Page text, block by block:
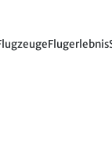
Flugerlebnis